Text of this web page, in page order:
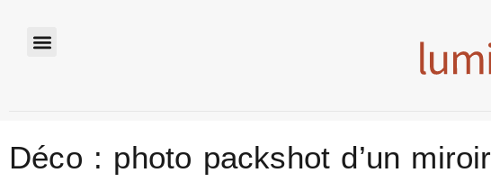
Déco : photo packshot d’un miroir